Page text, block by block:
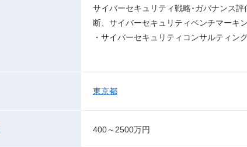
サイバーセキュリティ戦略･ガバナンス
断、サイバーセキュリティベンチマーキ
・サイバーセキュリティコンサルティン
東京都
400～2500万円